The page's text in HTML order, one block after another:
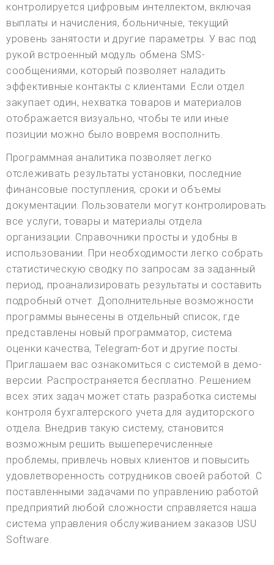
контролируется цифровым интеллектом, включая
выплаты и начисления, больничные, текущий
уровень занятости и другие параметры. У вас под
рукой встроенный модуль обмена SMS-
сообщениями, который позволяет наладить
эффективные контакты с клиентами. Если отдел
закупает один, нехватка товаров и материалов
отображается визуально, чтобы те или иные
позиции можно было вовремя восполнить.
Программная аналитика позволяет легко
отслеживать результаты установки, последние
финансовые поступления, сроки и объемы
документации. Пользователи могут контролировать
все услуги, товары и материалы отдела
организации. Справочники просты и удобны в
использовании. При необходимости легко собрать
статистическую сводку по запросам за заданный
период, проанализировать результаты и составить
подробный отчет. Дополнительные возможности
программы вынесены в отдельный список, где
представлены новый программатор, система
оценки качества, Telegram-бот и другие посты.
Приглашаем вас ознакомиться с системой в демо-
версии. Распространяется бесплатно. Решением
всех этих задач может стать разработка системы
контроля бухгалтерского учета для аудиторского
отдела. Внедрив такую систему, становится
возможным решить вышеперечисленные
проблемы, привлечь новых клиентов и повысить
удовлетворенность сотрудников своей работой. С
поставленными задачами по управлению работой
предприятий любой сложности справляется наша
система управления обслуживанием заказов USU
Software.